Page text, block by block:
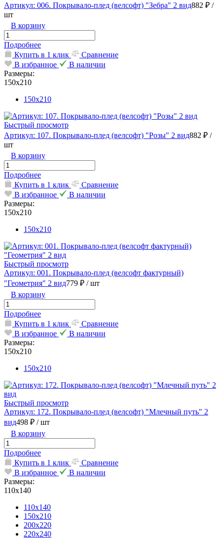
Артикул: 006. Покрывало-плед (велсофт) "Зебра" 2 вид882 ₽ /
шт
В корзину
Подробнее
Купить в 1 клик
Сравнение
В избранное
В наличии
Размеры:
150х210
150х210
Быстрый просмотр
Артикул: 107. Покрывало-плед (велсофт) "Розы" 2 вид882 ₽ /
шт
В корзину
Подробнее
Купить в 1 клик
Сравнение
В избранное
В наличии
Размеры:
150х210
150х210
Быстрый просмотр
Артикул: 001. Покрывало-плед (велсофт фактурный)
"Геометрия" 2 вид779 ₽ / шт
В корзину
Подробнее
Купить в 1 клик
Сравнение
В избранное
В наличии
Размеры:
150х210
150х210
Быстрый просмотр
Артикул: 172. Покрывало-плед (велсофт) "Млечный путь" 2
вид498 ₽ / шт
В корзину
Подробнее
Купить в 1 клик
Сравнение
В избранное
В наличии
Размеры:
110х140
110х140
150х210
200х220
220х240